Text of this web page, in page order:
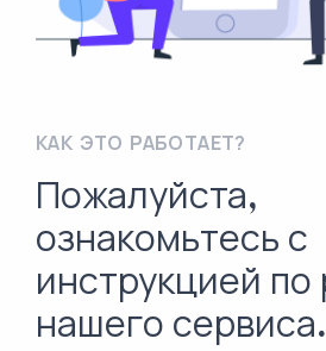
КАК ЭТО РАБОТАЕТ?
Пожалуйста,
ознакомьтесь с
инструкцией по
нашего сервиса.